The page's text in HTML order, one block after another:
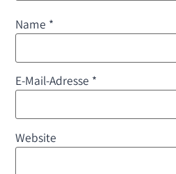
Name *
E-Mail-Adresse *
Website